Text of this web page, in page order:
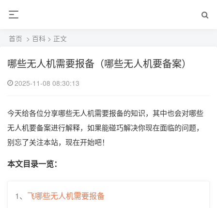
首页 > 百科 > 正文
哪些无人机需要报备（哪些无人机要备案）
2025-11-08 08:30:13
今天给各位分享哪些无人机需要报备的知识，其中也会对哪些
无人机要备案进行解释，如果能碰巧解决你现在面临的问题，
别忘了关注本站，现在开始吧！
本文目录一览：
1、 飞哪些无人机需要报备